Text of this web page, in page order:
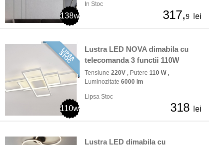
138w
In Stoc
317,9 lei
110w
Lustra LED NOVA dimabila cu
telecomanda 3 functii 110W
Tensiune 220V , Putere 110 W,
Luminozitate 6000 lm
Lipsa Stoc
318 lei
Lustra LED dimabila cu